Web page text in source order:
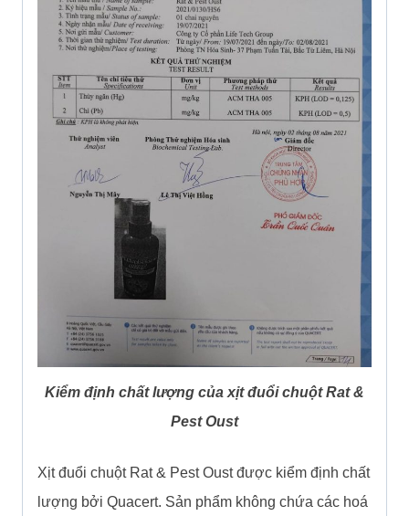
Kiểm định chất lượng của xịt đuổi chuột Rat &
Pest Oust
Xịt đuổi chuột Rat & Pest Oust được kiểm định chất
lượng bởi Quacert. Sản phẩm không chứa các hoá